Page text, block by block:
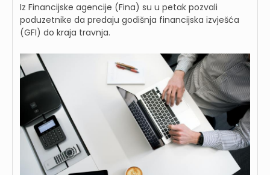
Iz Financijske agencije (Fina) su u petak pozvali
poduzetnike da predaju godišnja financijska izvješća
(GFI) do kraja travnja.